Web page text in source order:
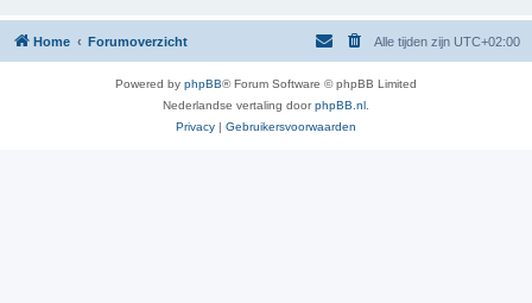
Home Forumoverzicht Alle tijden zijn UTC+02:00
Powered by phpBB® Forum Software © phpBB Limited
Nederlandse vertaling doorphpBB.nl
Privacy | Gebruikersvoorwaarden